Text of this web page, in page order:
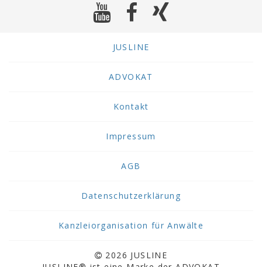
JUSLINE
ADVOKAT
Kontakt
Impressum
AGB
Datenschutzerklärung
Kanzleiorganisation für Anwälte
2026 JUSLINE